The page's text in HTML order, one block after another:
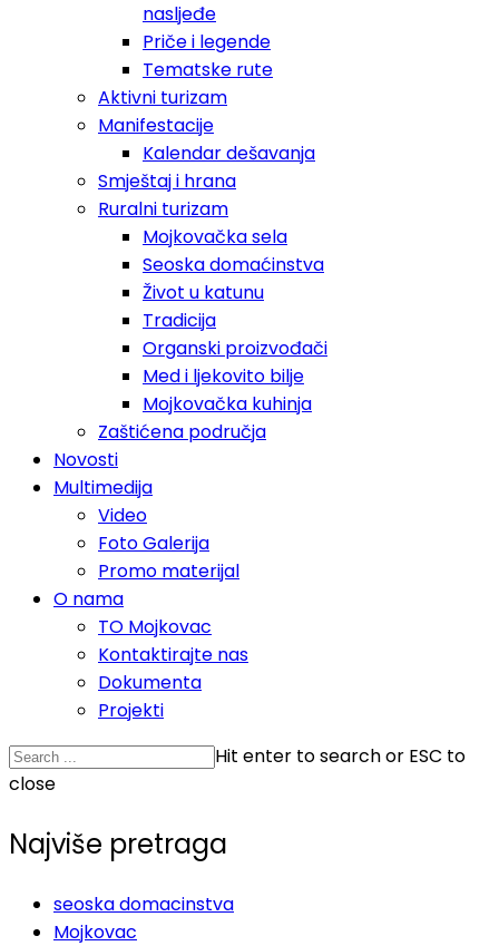
nasljeđe
Priče i legende
Tematske rute
Aktivni turizam
Manifestacije
Kalendar dešavanja
Smještaj i hrana
Ruralni turizam
Mojkovačka sela
Seoska domaćinstva
Život u katunu
Tradicija
Organski proizvođači
Med i ljekovito bilje
Mojkovačka kuhinja
Zaštićena područja
Novosti
Multimedija
Video
Foto Galerija
Promo materijal
O nama
TO Mojkovac
Kontaktirajte nas
Dokumenta
Projekti
Hit enter to search or ESC to
close
Najviše pretraga
seoska domacinstva
Mojkovac